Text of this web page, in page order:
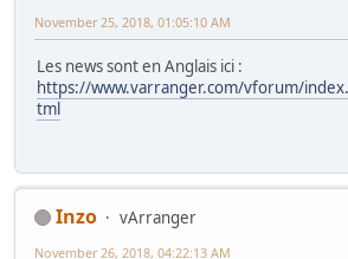
November 25, 2018, 01:05:10 AM
Les news sont en Anglais ici :
https://www.varranger.com/vforum/
tml
Inzo
vArranger
November 26, 2018, 04:22:13 AM